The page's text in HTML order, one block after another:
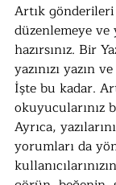
Artık
düzenlemeye ve
hazırsınız. Bir
yazınızı yazın
İşte bu kadar.
okuyucularınız
Ayrıca,
yorumları da